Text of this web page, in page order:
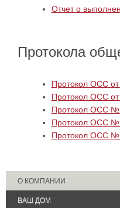
Отчет о
Протокола
Протокол ОСС от
Протокол ОСС от
Протокол ОСС №
Протокол ОСС №
Протокол ОСС №
О КОМПАНИИ
ВАШ ДОМ